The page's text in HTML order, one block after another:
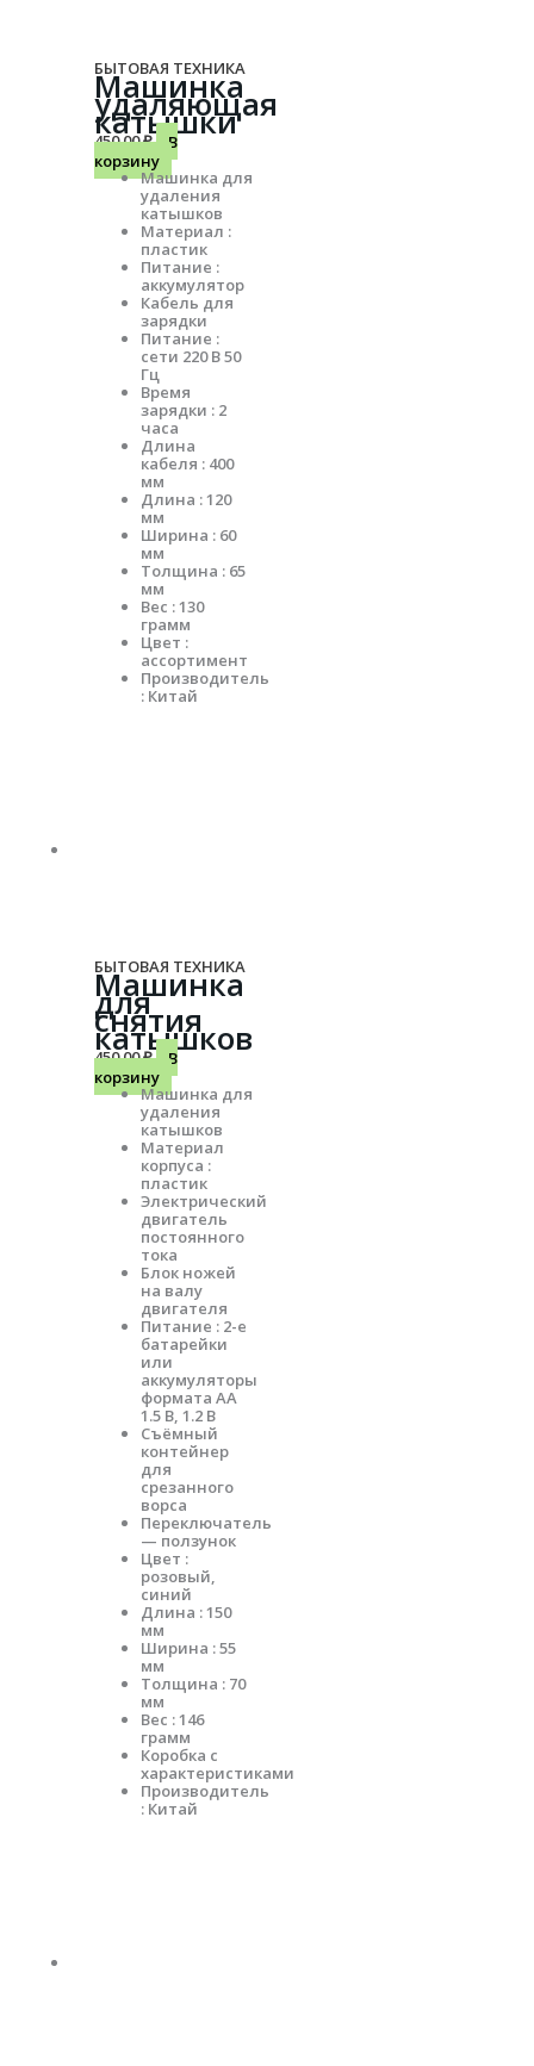
БЫТОВАЯ ТЕХНИКА
Машинка
удаляющая
катышки
450.00₽
В
корзину
Машинка для
удаления
катышков
Материал :
пластик
Питание :
аккумулятор
Кабель для
зарядки
Питание :
сети 220 В 50
Гц
Время
зарядки : 2
часа
Длина
кабеля : 400
мм
Длина : 120
мм
Ширина : 60
мм
Толщина : 65
мм
Вес : 130
грамм
Цвет :
ассортимент
Производитель
: Китай
БЫТОВАЯ ТЕХНИКА
Машинка
для
снятия
катышков
450.00₽
В
корзину
Машинка для
удаления
катышков
Материал
корпуса :
пластик
Электрический
двигатель
постоянного
тока
Блок ножей
на валу
двигателя
Питание : 2-е
батарейки
или
аккумуляторы
формата АА
1.5 В, 1.2 В
Съёмный
контейнер
для
срезанного
ворса
Переключатель
— ползунок
Цвет :
розовый,
синий
Длина : 150
мм
Ширина : 55
мм
Толщина : 70
мм
Вес : 146
грамм
Коробка с
характеристиками
Производитель
: Китай